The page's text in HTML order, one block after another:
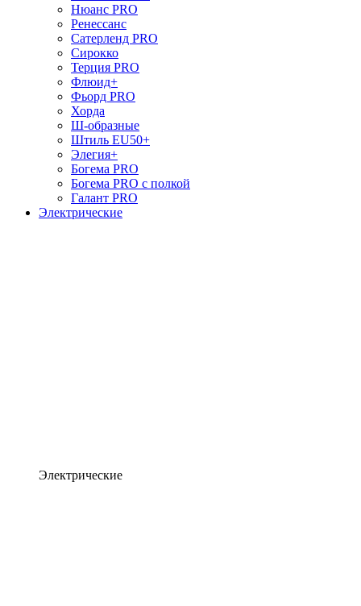
Нюанс PRO
Ренессанс
Сатерленд PRO
Сирокко
Терция PRO
Флюид+
Фьорд PRO
Хорда
Ш-образные
Штиль EU50+
Элегия+
Богема PRO
Богема PRO с полкой
Галант PRO
Электрические
Электрические